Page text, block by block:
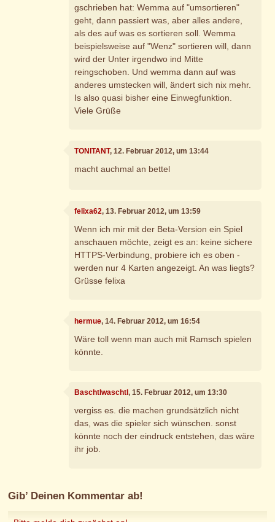
gschrieben hat: Wemma auf "umsortieren"
geht, dann passiert was, aber alles andere,
als des auf was es sortieren soll. Wemma
beispielsweise auf "Wenz" sortieren will, dann
wird der Unter irgendwo ind Mitte
reingschoben. Und wemma dann auf was
anderes umstecken will, ändert sich nix mehr.
Is also quasi bisher eine Einwegfunktion.
Viele Grüße
TONITANT, 12. Februar 2012, um 13:44
macht auchmal an bettel
felixa62, 13. Februar 2012, um 13:59
Wenn ich mir mit der Beta-Version ein Spiel
anschauen möchte, zeigt es an: keine sichere
HTTPS-Verbindung, probiere ich es oben -
werden nur 4 Karten angezeigt. An was liegts?
Grüsse felixa
hermue, 14. Februar 2012, um 16:54
Wäre toll wenn man auch mit Ramsch spielen
könnte.
Baschtlwaschtl, 15. Februar 2012, um 13:30
vergiss es. die machen grundsätzlich nicht
das, was die spieler sich wünschen. sonst
könnte noch der eindruck entstehen, das wäre
ihr job.
Gib’ Deinen Kommentar ab!